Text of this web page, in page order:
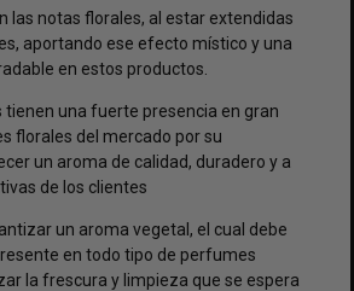
las notas florales, al estar extendidas
aportando ese efecto místico y una
en estos productos.
tienen una fuerte presencia en gran
florales del mercado por su
un aroma de calidad, duradero y a
de los clientes
un aroma vegetal, el cual debe
en todo tipo de perfumes
la frescura y limpieza que se espera